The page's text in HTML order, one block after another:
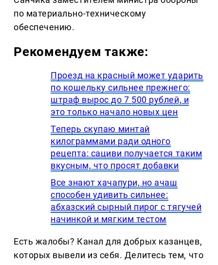
по материально-техническому
обеспечению.
Рекомендуем также:
Проезд на красный может ударить
по кошельку сильнее прежнего:
штраф вырос до 7 500 рублей, и
это только начало новых цен
Теперь скупаю минтай
килограммами ради одного
рецепта: сациви получается таким
вкусным, что просят добавки
Все знают хачапури, но ачаш
способен удивить сильнее:
абхазский сырный пирог с тягучей
начинкой и мягким тестом
Есть жалобы? Канал для добрых казанцев,
которых вывели из себя. Делитеcь тем, что